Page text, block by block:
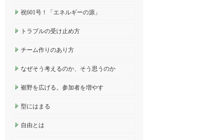
祝601号！「エネルギーの源」
トラブルの受け止め方
チーム作りのあり方
なぜそう考えるのか、そう思うのか
裾野を広げる。参加者を増やす
型にはまる
自由とは